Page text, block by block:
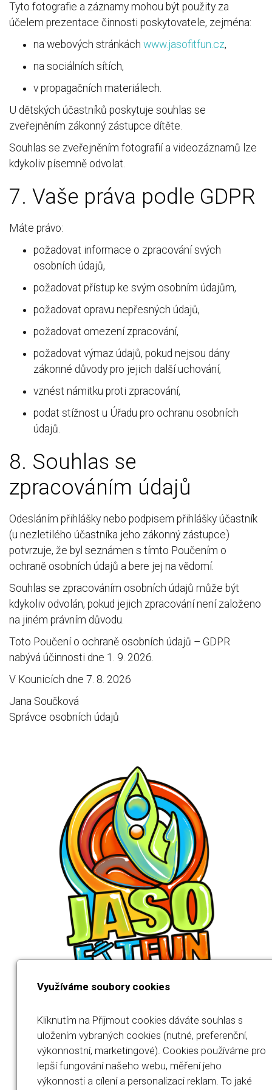
Tyto fotografie a záznamy mohou být použity za
účelem prezentace činnosti poskytovatele, zejména:
na webových stránkách www.jasofitfun.cz,
na sociálních sítích,
v propagačních materiálech.
U dětských účastníků poskytuje souhlas se
zveřejněním zákonný zástupce dítěte.
Souhlas se zveřejněním fotografií a videozáznamů lze
kdykoliv písemně odvolat.
7. Vaše práva podle GDPR
Máte právo:
požadovat informace o zpracování svých
osobních údajů,
požadovat přístup ke svým osobním údajům,
požadovat opravu nepřesných údajů,
požadovat omezení zpracování,
požadovat výmaz údajů, pokud nejsou dány
zákonné důvody pro jejich další uchování,
vznést námitku proti zpracování,
podat stížnost u Úřadu pro ochranu osobních
údajů.
8. Souhlas se
zpracováním údajů
Odesláním přihlášky nebo podpisem přihlášky účastník
(u nezletilého účastníka jeho zákonný zástupce)
potvrzuje, že byl seznámen s tímto Poučením o
ochraně osobních údajů a bere jej na vědomí.
Souhlas se zpracováním osobních údajů může být
kdykoliv odvolán, pokud jejich zpracování není založeno
na jiném právním důvodu.
Toto Poučení o ochraně osobních údajů – GDPR
nabývá účinnosti dne 1. 9. 2026.
V Kounicích dne 7. 8. 2026
Jana Součková
Správce osobních údajů
Jana Součková
Využíváme soubory cookies
Kliknutím na Přijmout cookies dáváte souhlas s
uložením vybraných cookies (nutné, preferenční,
výkonnostní, marketingové). Cookies používáme pro
lepší fungování našeho webu, měření jeho
výkonnosti a cílení a personalizaci reklam. To jaké